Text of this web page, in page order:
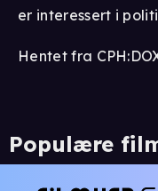
er interessert i
Hentet fra
Populære